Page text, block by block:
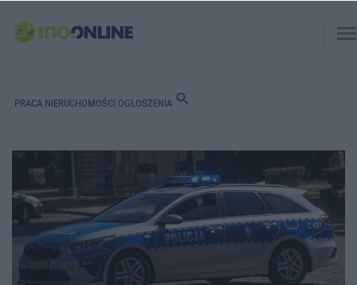
PRACA NIERUCHOMOŚCI OGŁOSZENIA search